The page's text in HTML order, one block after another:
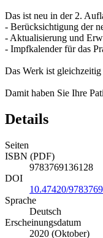
Das ist neu in der 2.
- Berücksichtigung der
- Aktualisierung und
- Impfkalender für das
Das Werk ist
Damit haben Sie Ihre
Details
Seiten
ISBN (PDF)
9783769136128
DOI
10.47420/
Sprache
Deutsch
Erscheinungsdatum
2020 (Oktober)